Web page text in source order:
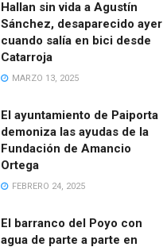
Hallan sin vida a Agustín
Sánchez, desaparecido ayer
cuando salía en bici desde
Catarroja
MARZO 13, 2025
El ayuntamiento de Paiporta
demoniza las ayudas de la
Fundación de Amancio
Ortega
FEBRERO 24, 2025
El barranco del Poyo con
agua de parte a parte en